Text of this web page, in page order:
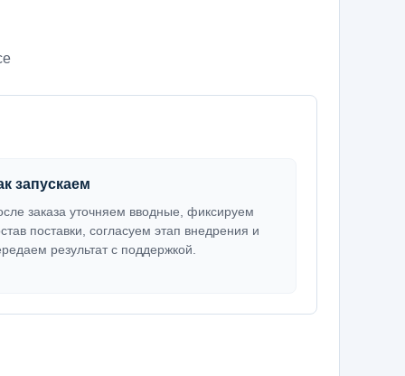
запускаем
заказа уточняем вводные, фиксируем
поставки, согласуем этап внедрения и
результат с поддержкой.